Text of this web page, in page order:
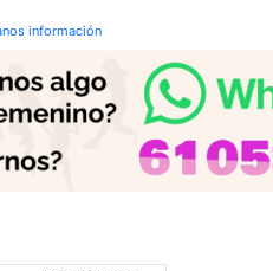
información